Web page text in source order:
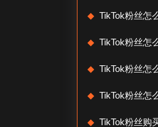
TikTok粉丝怎
TikTok粉丝怎
TikTok粉丝怎
TikTok粉丝怎
TikTok粉丝购